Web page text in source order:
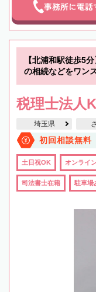
事務所に電話
【北浦和駅徒歩5
の相続などをワン
税理士法人
埼玉県
初回相談無料
土日祝OK オンライ
司法書士在籍 駐車場